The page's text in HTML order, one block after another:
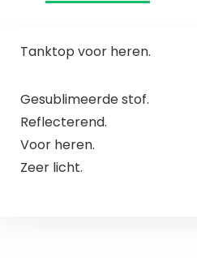
Tanktop voor heren.
Gesublimeerde stof.
Reflecterend.
Voor heren.
Zeer licht.